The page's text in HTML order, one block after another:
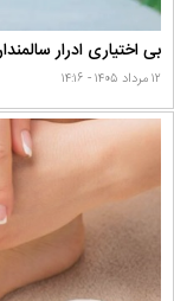
بی اختیاری ادرار
۱۲ مرداد ۱۴۰۵ - ۱۴:۱۶